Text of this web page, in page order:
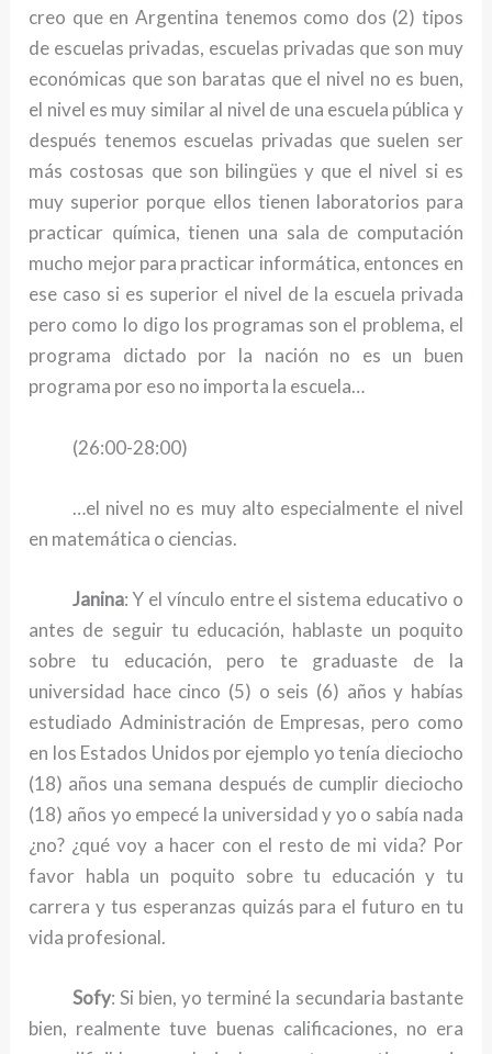
creo que en Argentina tenemos como dos (2) tipos
de escuelas privadas, escuelas privadas que son muy
económicas que son baratas que el nivel no es buen,
el nivel es muy similar al nivel de una escuela pública y
después tenemos escuelas privadas que suelen ser
más costosas que son bilingües y que el nivel si es
muy superior porque ellos tienen laboratorios para
practicar química, tienen una sala de computación
mucho mejor para practicar informática, entonces en
ese caso si es superior el nivel de la escuela privada
pero como lo digo los programas son el problema, el
programa dictado por la nación no es un buen
programa por eso no importa la escuela…
(26:00-28:00)
…el nivel no es muy alto especialmente el nivel
en matemática o ciencias.
Janina: Y el vínculo entre el sistema educativo o
antes de seguir tu educación, hablaste un poquito
sobre tu educación, pero te graduaste de la
universidad hace cinco (5) o seis (6) años y habías
estudiado Administración de Empresas, pero como
en los Estados Unidos por ejemplo yo tenía dieciocho
(18) años una semana después de cumplir dieciocho
(18) años yo empecé la universidad y yo o sabía nada
¿no? ¿qué voy a hacer con el resto de mi vida? Por
favor habla un poquito sobre tu educación y tu
carrera y tus esperanzas quizás para el futuro en tu
vida profesional.
Sofy: Si bien, yo terminé la secundaria bastante
bien, realmente tuve buenas calificaciones, no era